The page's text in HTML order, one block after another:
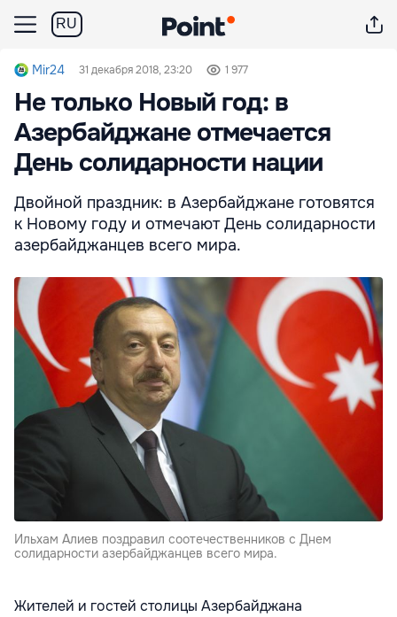
RU
Mir24 31 декабря 2018, 23:20 1 977
Не только Новый год: в
Азербайджане отмечается
День солидарности нации
Двойной праздник: в Азербайджане готовятся
к Новому году и отмечают День солидарности
азербайджанцев всего мира.
Ильхам Алиев поздравил соотечественников с Днем
солидарности азербайджанцев всего мира.
Жителей и гостей столицы Азербайджана